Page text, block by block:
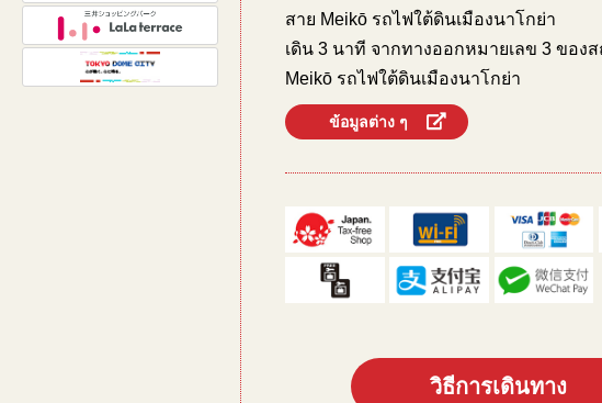
สาย Meikō รถไฟใต้ดินเมืองนาโกย่า
เดิน 3 นาที จากทางออกหมายเลข 3 ของส
Meikō รถไฟใต้ดินเมืองนาโกย่า
ข้อมูลต่าง ๆ
วิธีการเดินทาง